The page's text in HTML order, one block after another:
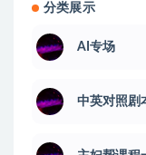
分类展示
AI专场
中英对照剧